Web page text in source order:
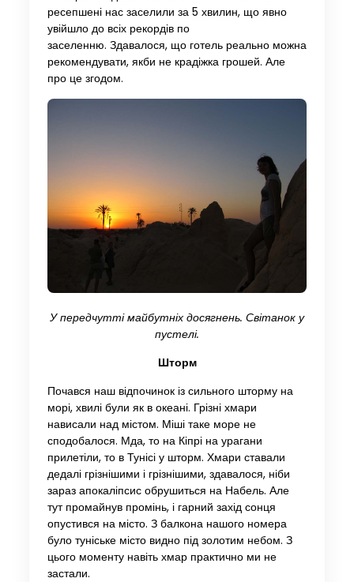
ресепшені нас заселили за 5 хвилин, що явно
увійшло до всіх рекордів по
заселенню. Здавалося, що готель реально можна
рекомендувати, якби не крадіжка грошей. Але
про це згодом.
У передчутті майбутніх досягнень. Світанок у
пустелі.
Шторм
Почався наш відпочинок із сильного шторму на
морі, хвилі були як в океані. Грізні хмари
нависали над містом. Міші таке море не
сподобалося. Мда, то на Кіпрі на урагани
прилетіли, то в Тунісі у шторм. Хмари ставали
дедалі грізнішими і грізнішими, здавалося, ніби
зараз апокаліпсис обрушиться на Набель. Але
тут промайнув промінь, і гарний захід сонця
опустився на місто. З балкона нашого номера
було туніське місто видно під золотим небом. З
цього моменту навіть хмар практично ми не
застали.